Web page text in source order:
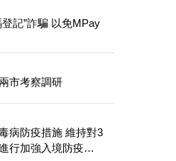
記”詐騙 以免MPay
市考察調研
病防疫措施 維持對3
行加強入境防疫措